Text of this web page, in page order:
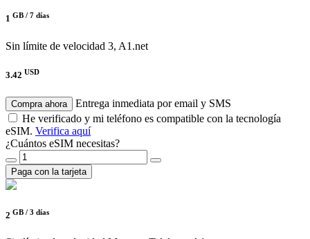
1 GB / 7 días
Sin límite de velocidad 3, A1.net
3.42 USD
Compra ahora
Entrega inmediata por email y SMS
He verificado y mi teléfono es compatible con la tecnología
eSIM. Verifica aquí
¿Cuántos eSIM necesitas?
Paga con la tarjeta
2 GB / 3 días